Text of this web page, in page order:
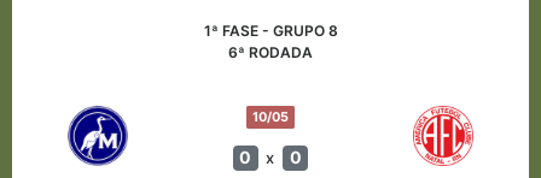
1ª FASE - GRUPO 8
6ª RODADA
10/05
0 x 0